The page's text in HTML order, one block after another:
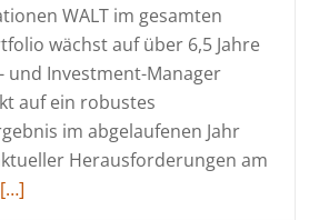
WALT im gesamten
wächst auf über 6,5 Jahre
und Investment-Manager
auf ein robustes
im abgelaufenen Jahr
Herausforderungen am
Read
[…]